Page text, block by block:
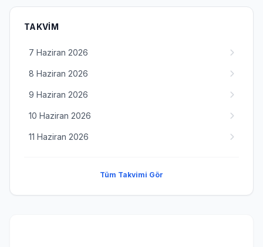
TAKVIM
7 Haziran 2026
8 Haziran 2026
9 Haziran 2026
10 Haziran 2026
11 Haziran 2026
Tüm Takvimi Gör